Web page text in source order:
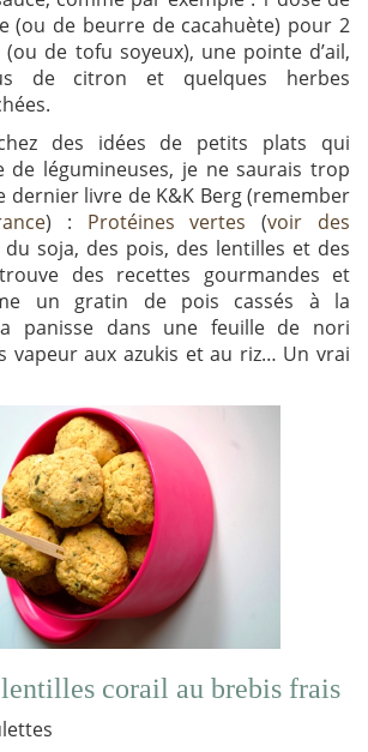
(ou de beurre de cacahuète) pour 2
de tofu soyeux), une pointe d’ail,
de citron et quelques herbes
des idées de petits plats qui
de légumineuses, je ne saurais trop
dernier livre de K&K Berg (remember
) : Protéines vertes (voir des
soja, des pois, des lentilles et des
des recettes gourmandes et
un gratin de pois cassés à la
panisse dans une feuille de nori
vapeur aux azukis et au riz… Un vrai
corail au brebis frais